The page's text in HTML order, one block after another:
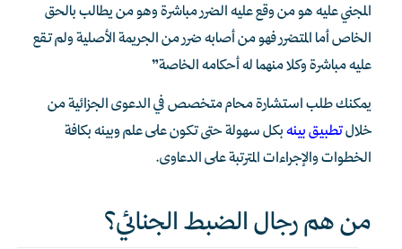
المجني عليه هو من وقع عليه الضرر مباشرة وهو من يطالب بالحق
الخاص أما المتضرر فهو من أصابه ضرر من الجريمة الأصلية ولم تقع
عليه مباشرة وكلا منهما له أحكامه الخاصة”
يمكنك طلب استشارة محام متخصص في الدعوى الجزائية من
خلالتطبيق بينهبكل سهولة حتى تكون على علم وبينه بكافة
الخطوات والإجراءات المترتبة على الدعاوى.
من هم رجال الضبط الجنائي؟